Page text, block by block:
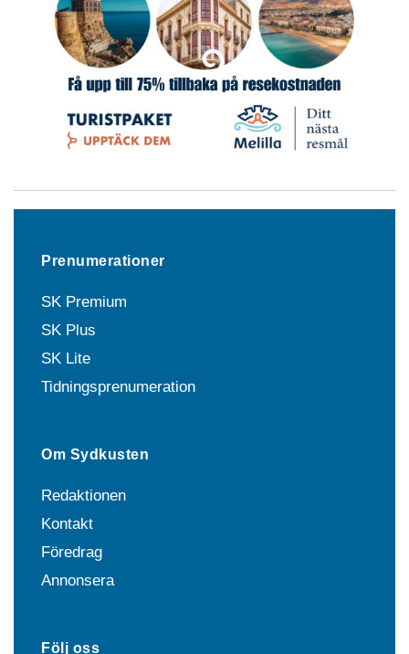
Prenumerationer
SK Premium
SK Plus
SK Lite
Tidningsprenumeration
Om Sydkusten
Redaktionen
Kontakt
Föredrag
Annonsera
Följ oss